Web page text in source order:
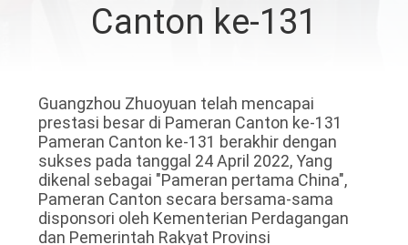
KUALITAS
KAMI
BERITA
KASUS
Canton ke-131
Guangzhou Zhuoyuan telah mencapai
prestasi besar di Pameran Canton ke-131
Pameran Canton ke-131 berakhir dengan
sukses pada tanggal 24 April 2022, Yang
dikenal sebagai "Pameran pertama China",
Pameran Canton secara bersama-sama
disponsori oleh Kementerian Perdagangan
dan Pemerintah Rakyat Provinsi